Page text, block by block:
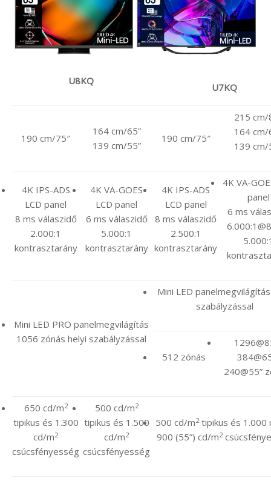
U8KQ
U7KQ
190 cm/75″
164 cm/65”
139 cm/55”
190 cm/75″
215 cm/
164 cm/
139 cm/
4K IPS-ADS
LCD panel
8 ms válaszidő
2.000:1
kontrasztarány
4K VA-GOES
LCD panel
6 ms válaszidő
5.000:1
kontrasztarány
4K IPS-ADS
LCD panel
8 ms válaszidő
2.500:1
kontrasztarány
4K VA-
panel
6 ms
Mini LED PRO panelmegvilágítás
1056 zónás helyi szabályzással
Mini LED
szabályzással
512 zónás
240@55”
650 cd/m2
tipikus és 1.300
cd/m2
csúcsfényesség
500 cd/m2
tipikus és 1.500
cd/m2
csúcsfényesség
500 cd/m2tipikus és 1.000
900 (55”) cd/m2